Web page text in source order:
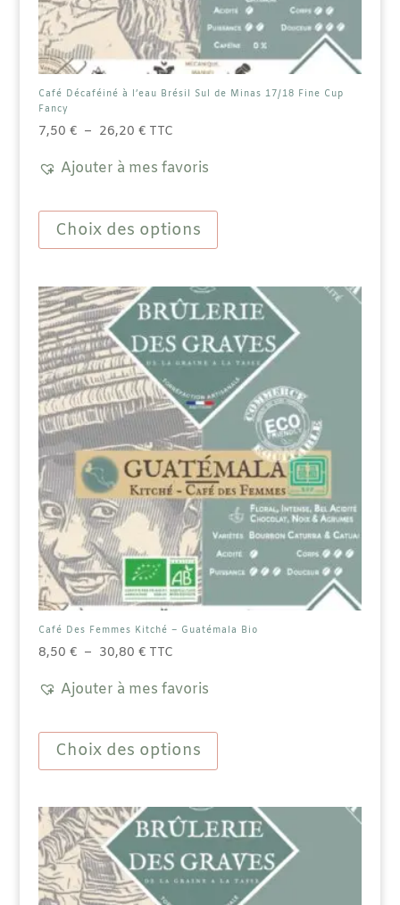
Café Décaféiné à l’eau Brésil Sul de Minas 17/18 Fine Cup
Fancy
7,50 € – 26,20 €Plage
prix :
à
26,20 €
TTC
Ajouter à mes favoris
Choix des options
plusieurs
peuvent
être
choisies
sur
la
page
du
produit
Café Des Femmes Kitché – Guatémala Bio
8,50 € – 30,80 €Plage
prix :
à
30,80 €
TTC
Ajouter à mes favoris
Choix des options
produit
plusieurs
peuvent
choisies
sur